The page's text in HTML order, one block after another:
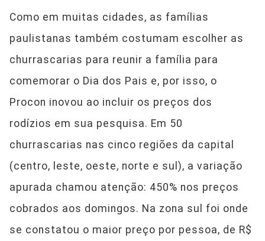
Como em muitas cidades, as famílias
paulistanas também costumam escolher as
churrascarias para reunir a família para
comemorar o Dia dos Pais e, por isso, o
Procon inovou ao incluir os preços dos
rodízios em sua pesquisa. Em 50
churrascarias nas cinco regiões da capital
(centro, leste, oeste, norte e sul), a variação
apurada chamou atenção: 450% nos preços
cobrados aos domingos. Na zona sul foi onde
se constatou o maior preço por pessoa, de R$